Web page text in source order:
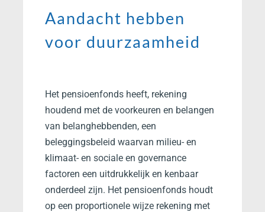
Aandacht hebben
voor duurzaamheid
Het pensioenfonds heeft, rekening
houdend met de voorkeuren en belangen
van belanghebbenden, een
beleggingsbeleid waarvan milieu- en
klimaat- en sociale en governance
factoren een uitdrukkelijk en kenbaar
onderdeel zijn. Het pensioenfonds houdt
op een proportionele wijze rekening met